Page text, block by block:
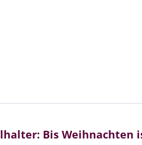
Bis Weihnachten